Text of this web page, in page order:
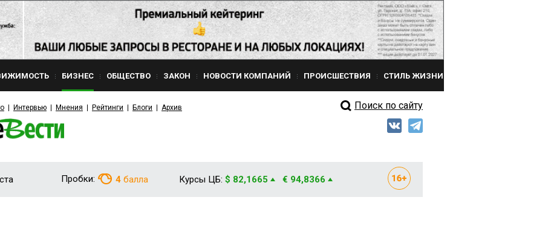
БИЗНЕС ОБЩЕСТВО ЗАКОН НОВОСТИ КОМПАНИЙ ПРОИСШЕСТВИЯ СТИЛЬ ЖИЗНИ
Интервью Мнения Рейтинги Блоги Архив Поиск по сайту
Пробки: 4 балла Курсы ЦБ: $ 82,1665 € 94,8366